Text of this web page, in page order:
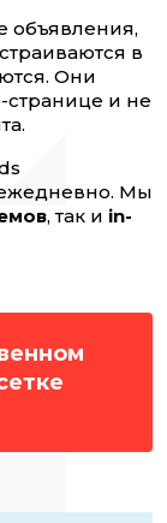
объявления,
в
Они
и не
Мы
, так и in-